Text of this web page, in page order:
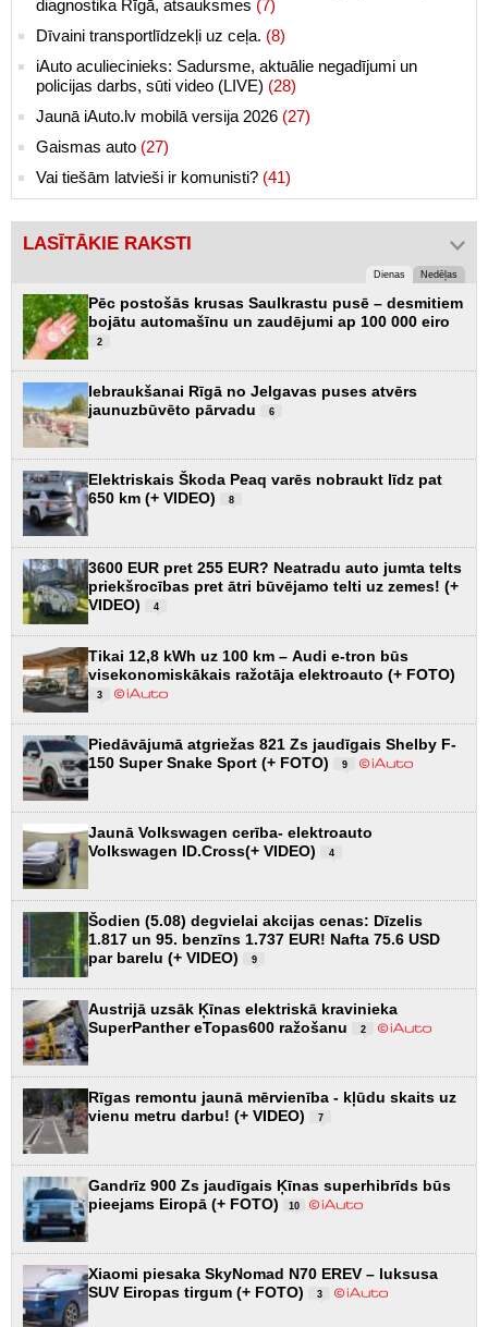
diagnostika Rīgā, atsauksmes (7)
Dīvaini transportlīdzekļi uz ceļa. (8)
iAuto aculiecinieks: Sadursme, aktuālie negadījumi un
policijas darbs, sūti video (LIVE) (28)
Jaunā iAuto.lv mobilā versija 2026 (27)
Gaismas auto (27)
Vai tiešām latvieši ir komunisti? (41)
LASĪTĀKIE RAKSTI
Dienas Nedēļas
Pēc postošās krusas Saulkrastu pusē – desmitiem
bojātu automašīnu un zaudējumi ap 100 000 eiro
2
Iebraukšanai Rīgā no Jelgavas puses atvērs
jaunuzbūvēto pārvadu
6
Elektriskais Škoda Peaq varēs nobraukt līdz pat
650 km (+ VIDEO)
8
3600 EUR pret 255 EUR? Neatradu auto jumta telts
priekšrocības pret ātri būvējamo telti uz zemes! (+
VIDEO)
4
Tikai 12,8 kWh uz 100 km – Audi e-tron būs
visekonomiskākais ražotāja elektroauto (+ FOTO)
3
Piedāvājumā atgriežas 821 Zs jaudīgais Shelby F-
150 Super Snake Sport (+ FOTO)
9
Jaunā Volkswagen cerība- elektroauto
Volkswagen ID.Cross(+ VIDEO)
4
Šodien (5.08) degvielai akcijas cenas: Dīzelis
1.817 un 95. benzīns 1.737 EUR! Nafta 75.6 USD
par barelu (+ VIDEO)
9
Austrijā uzsāk Ķīnas elektriskā kravinieka
SuperPanther eTopas600 ražošanu
2
Rīgas remontu jaunā mērvienība - kļūdu skaits uz
vienu metru darbu! (+ VIDEO)
7
Gandrīz 900 Zs jaudīgais Ķīnas superhibrīds būs
pieejams Eiropā (+ FOTO)
10
Xiaomi piesaka SkyNomad N70 EREV – luksusa
SUV Eiropas tirgum (+ FOTO)
3